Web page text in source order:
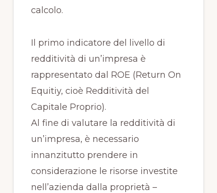
calcolo.
Il primo indicatore del livello di
redditività di un’impresa è
rappresentato dal ROE (Return On
Equitiy, cioè Redditività del
Capitale Proprio).
Al fine di valutare la redditività di
un’impresa, è necessario
innanzitutto prendere in
considerazione le risorse investite
nell’azienda dalla proprietà –